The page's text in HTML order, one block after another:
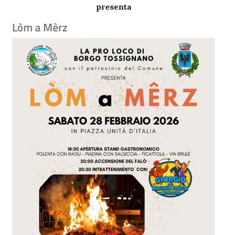
presenta
Lòm a Mèrz